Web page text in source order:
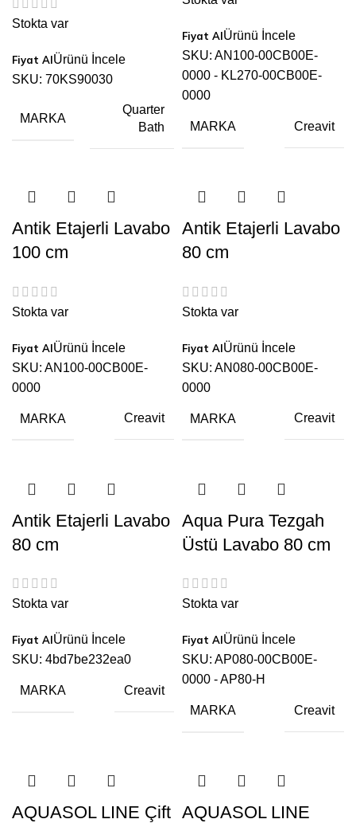
Stokta var
Ürünü İncele
SKU: 70KS90030
MARKA
Quarter
Bath
Ürünü İncele
SKU: AN100-00CB00E-
0000 - KL270-00CB00E-
0000
MARKA Creavit
Antik Etajerli Lavabo
100 cm
Stokta var
Ürünü İncele
SKU: AN100-00CB00E-
0000
MARKA Creavit
Antik Etajerli Lavabo
80 cm
Stokta var
Ürünü İncele
SKU: AN080-00CB00E-
0000
MARKA Creavit
Antik Etajerli Lavabo
80 cm
Stokta var
Ürünü İncele
SKU: 4bd7be232ea0
MARKA Creavit
Aqua Pura Tezgah
Üstü Lavabo 80 cm
Stokta var
Ürünü İncele
SKU: AP080-00CB00E-
0000 - AP80-H
MARKA Creavit
AQUASOL LINE Çift AQUASOL LINE